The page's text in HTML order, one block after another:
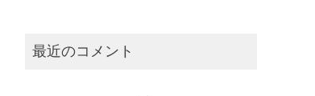
最近のコメント